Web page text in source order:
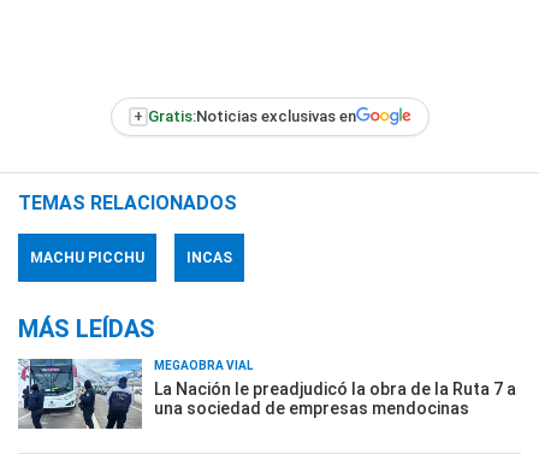
+ Gratis:Noticias exclusivas en
TEMAS RELACIONADOS
MACHU PICCHU INCAS
MÁS LEÍDAS
MEGAOBRA VIAL
La Nación le preadjudicó la obra de la Ruta 7 a
una sociedad de empresas mendocinas